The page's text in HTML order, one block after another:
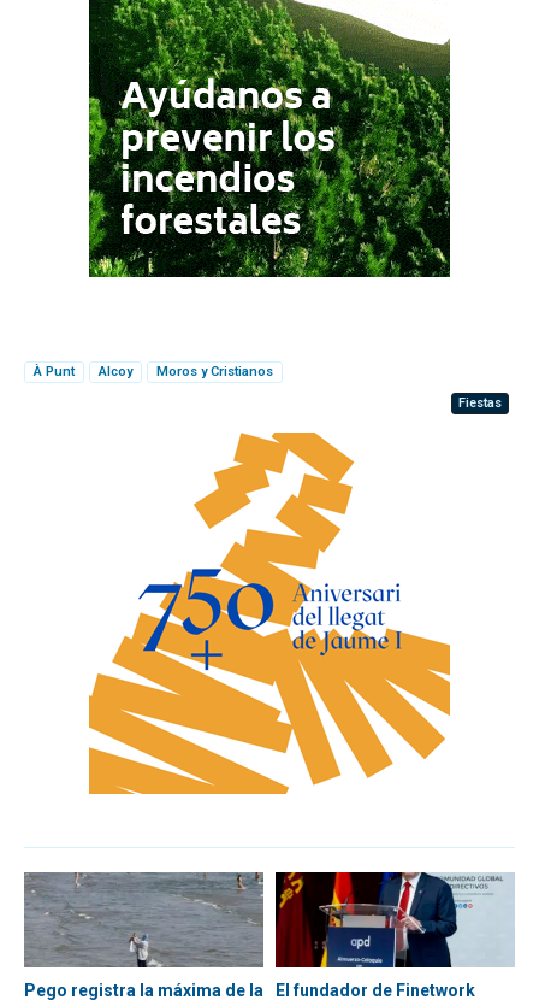
À Punt Alcoy
Moros y Cristianos
Fiestas
Pego registra la máxima de la El fundador de Finetwork